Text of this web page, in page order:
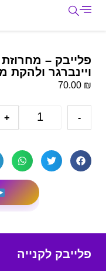
פלייבק –
ויינברגר ולהקת
70.00 ₪
-
+
פלייבק לקנייה